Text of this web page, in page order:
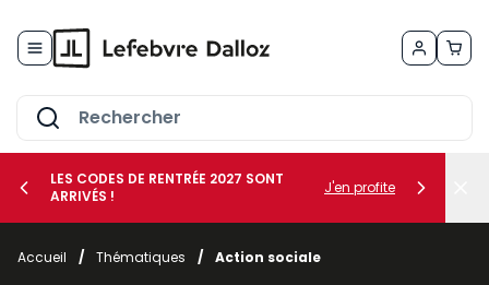
le sous-menu Vos métiers
LES CODES DE RENTRÉE 2027 SONT
ARRIVÉS !
J'en profite
Accueil / Thématiques / Action sociale